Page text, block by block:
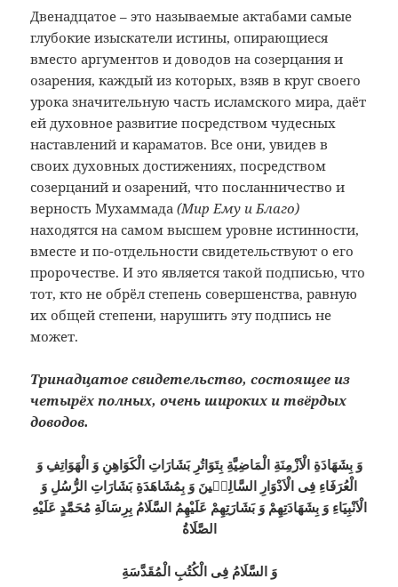
Двенадцатое – это называемые актабами самые
глубокие изыскатели истины, опирающиеся
вместо аргументов и доводов на созерцания и
озарения, каждый из которых, взяв в круг своего
урока значительную часть исламского мира, даёт
ей духовное развитие посредством чудесных
наставлений и караматов. Все они, увидев в
своих духовных достижениях, посредством
созерцаний и озарений, что посланничество и
верность Мухаммада(Мир Ему и Благо)
находятся на самом высшем уровне истинности,
вместе и по-отдельности свидетельствуют о его
пророчестве. И это является такой подписью, что
тот, кто не обрёл степень совершенства, равную
их общей степени, нарушить эту подпись не
может.
Тринадцатое свидетельство, состоящее из
четырёх полных, очень широких и твёрдых
доводов.
وَ بِشَهَادَةِ الْاَزْمِنَةِ الْمَاضِيَّةِ بِتَوَاتُرِ بَشَارَاتِ الْكَوَاهِنِ وَ الْهَوَاتِفِ وَ
الْعُرَفَاءِ فِى الْاَدْوَارِ السَّالِفٖينَ وَ بِمُشَاهَدَةِ بَشَارَاتِ الرُّسُلِ وَ
الْاَنْبِيَاءِ وَ بِشَهَادَتِهِمْ وَ بَشَارَتِهِمْ عَلَيْهِمُ السَّلَامُ بِرِسَالَةِ مُحَمَّدٍ عَلَيْهِ
الصَّلَاةُ
وَ السَّلَامُ فِى الْكُتُبِ الْمُقَدَّسَةِ